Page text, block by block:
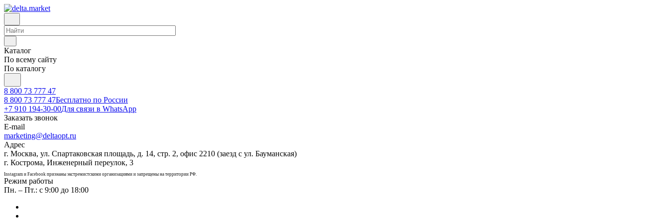
Каталог
По всему сайту
По каталогу
8 800 73 777 47
8 800 73 777 47Бесплатно по России
+7 910 194-30-00Для связи в WhatsApp
Заказать звонок
E-mail
marketing@deltaopt.ru
Адрес
г. Москва, ул. Спартаковская площадь, д. 14, стр. 2, офис 2210 (заезд с ул. Бауманская)
г. Кострома, Инженерный переулок, 3
Instagram и Facebook признаны экстремистскими организациями и запрещены на территории РФ.
Режим работы
Пн. – Пт.: с 9:00 до 18:00